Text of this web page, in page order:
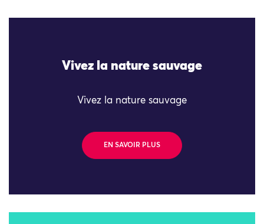
Vivez la nature sauvage
Vivez la nature sauvage
EN SAVOIR PLUS